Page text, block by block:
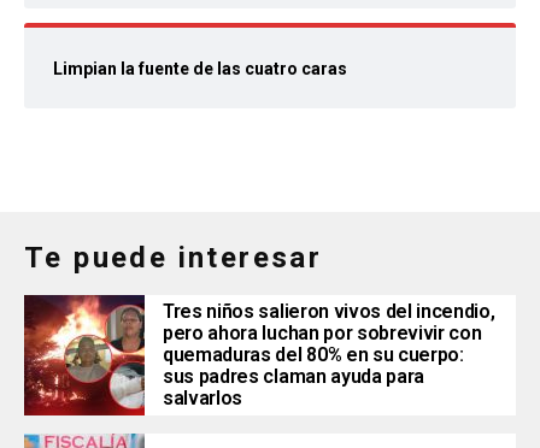
Limpian la fuente de las cuatro caras
Te puede interesar
Tres niños salieron vivos del incendio,
pero ahora luchan por sobrevivir con
quemaduras del 80% en su cuerpo:
sus padres claman ayuda para
salvarlos